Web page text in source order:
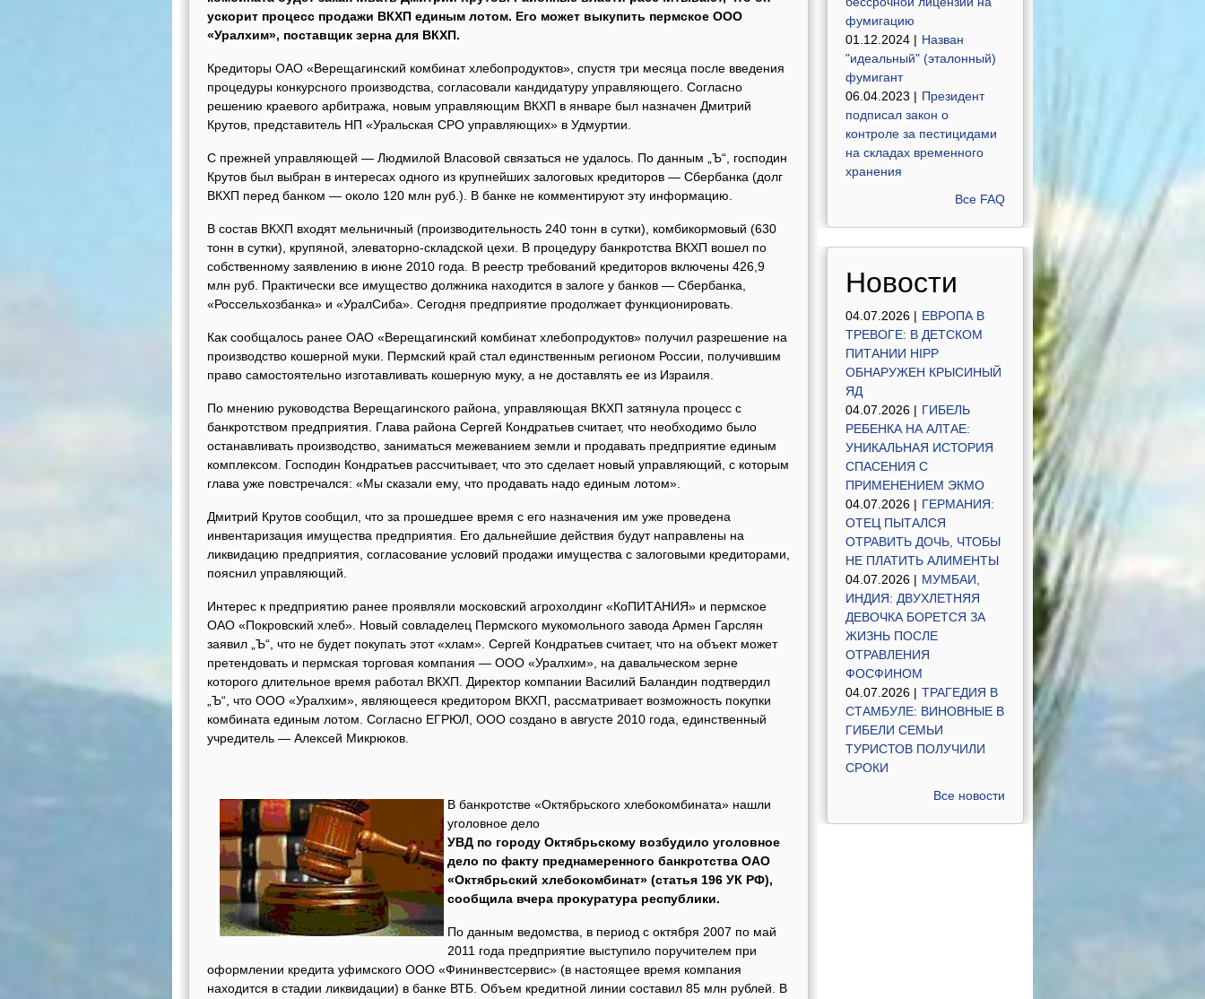
ускорит процесс продажи ВКХП единым лотом. Его может выкупить пермское ООО
«Уралхим», поставщик зерна для ВКХП.
Кредиторы ОАО «Верещагинский комбинат хлебопродуктов», спустя три месяца после введения
процедуры конкурсного производства, согласовали кандидатуру управляющего. Согласно
решению краевого арбитража, новым управляющим ВКХП в январе был назначен Дмитрий
Крутов, представитель НП «Уральская СРО управляющих» в Удмуртии.
С прежней управляющей — Людмилой Власовой связаться не удалось. По данным „Ъ“, господин
Крутов был выбран в интересах одного из крупнейших залоговых кредиторов — Сбербанка (долг
ВКХП перед банком — около 120 млн руб.). В банке не комментируют эту информацию.
В состав ВКХП входят мельничный (производительность 240 тонн в сутки), комбикормовый (630
тонн в сутки), крупяной, элеваторно-складской цехи. В процедуру банкротства ВКХП вошел по
собственному заявлению в июне 2010 года. В реестр требований кредиторов включены 426,9
млн руб. Практически все имущество должника находится в залоге у банков — Сбербанка,
«Россельхозбанка» и «УралСиба». Сегодня предприятие продолжает функционировать.
Как сообщалось ранее ОАО «Верещагинский комбинат хлебопродуктов» получил разрешение на
производство кошерной муки. Пермский край стал единственным регионом России, получившим
право самостоятельно изготавливать кошерную муку, а не доставлять ее из Израиля.
По мнению руководства Верещагинского района, управляющая ВКХП затянула процесс с
банкротством предприятия. Глава района Сергей Кондратьев считает, что необходимо было
останавливать производство, заниматься межеванием земли и продавать предприятие единым
комплексом. Господин Кондратьев рассчитывает, что это сделает новый управляющий, с которым
глава уже повстречался: «Мы сказали ему, что продавать надо единым лотом».
Дмитрий Крутов сообщил, что за прошедшее время с его назначения им уже проведена
инвентаризация имущества предприятия. Его дальнейшие действия будут направлены на
ликвидацию предприятия, согласование условий продажи имущества с залоговыми кредиторами,
пояснил управляющий.
Интерес к предприятию ранее проявляли московский агрохолдинг «КоПИТАНИЯ» и пермское
ОАО «Покровский хлеб». Новый совладелец Пермского мукомольного завода Армен Гарслян
заявил „Ъ“, что не будет покупать этот «хлам». Сергей Кондратьев считает, что на объект может
претендовать и пермская торговая компания — ООО «Уралхим», на давальческом зерне
которого длительное время работал ВКХП. Директор компании Василий Баландин подтвердил
„Ъ“, что ООО «Уралхим», являющееся кредитором ВКХП, рассматривает возможность покупки
комбината единым лотом. Согласно ЕГРЮЛ, ООО создано в августе 2010 года, единственный
учредитель — Алексей Микрюков.
В банкротстве «Октябрьского хлебокомбината» нашли
уголовное дело
УВД по городу Октябрьскому возбудило уголовное
дело по факту преднамеренного банкротства ОАО
«Октябрьский хлебокомбинат» (статья 196 УК РФ),
сообщила вчера прокуратура республики.
По данным ведомства, в период с октября 2007 по май
2011 года предприятие выступило поручителем при
оформлении кредита уфимского ООО «Фининвестсервис» (в настоящее время компания
находится в стадии ликвидации) в банке ВТБ. Объем кредитной линии составил 85 млн рублей. В
фумигацию
01.12.2024 | Назван
"идеальный" (эталонный)
фумигант
06.04.2023 | Президент
подписал закон о
контроле за пестицидами
на складах временного
хранения
Все FAQ
Новости
04.07.2026 | ЕВРОПА В
ТРЕВОГЕ: В ДЕТСКОМ
ПИТАНИИ HIPP
ОБНАРУЖЕН КРЫСИНЫЙ
ЯД
04.07.2026 | ГИБЕЛЬ
РЕБЕНКА НА АЛТАЕ:
УНИКАЛЬНАЯ ИСТОРИЯ
СПАСЕНИЯ С
ПРИМЕНЕНИЕМ ЭКМО
04.07.2026 | ГЕРМАНИЯ:
ОТЕЦ ПЫТАЛСЯ
ОТРАВИТЬ ДОЧЬ, ЧТОБЫ
НЕ ПЛАТИТЬ АЛИМЕНТЫ
04.07.2026 | МУМБАИ,
ИНДИЯ: ДВУХЛЕТНЯЯ
ДЕВОЧКА БОРЕТСЯ ЗА
ЖИЗНЬ ПОСЛЕ
ОТРАВЛЕНИЯ
ФОСФИНОМ
04.07.2026 | ТРАГЕДИЯ В
СТАМБУЛЕ: ВИНОВНЫЕ В
ГИБЕЛИ СЕМЬИ
ТУРИСТОВ ПОЛУЧИЛИ
СРОКИ
Все новости